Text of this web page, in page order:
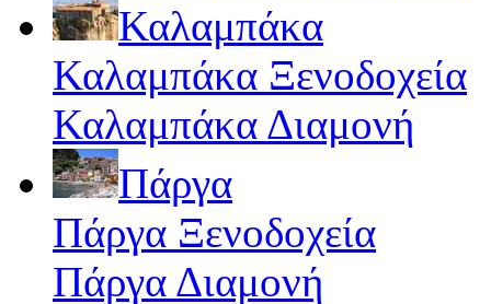
Καλαμπάκα
Καλαμπάκα Ξενοδοχεία
Καλαμπάκα Διαμονή
Πάργα
Πάργα Ξενοδοχεία
Πάργα Διαμονή